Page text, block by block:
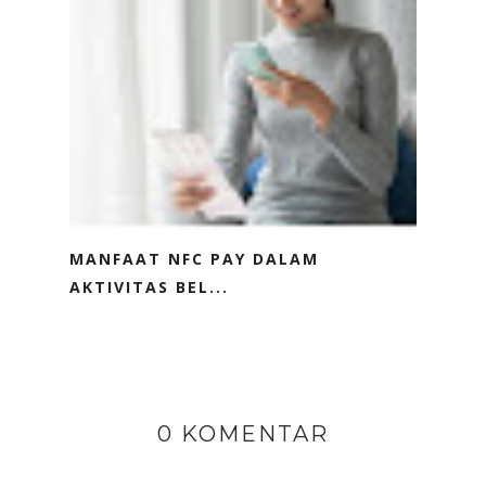
MANFAAT NFC PAY DALAM
AKTIVITAS BEL...
0 KOMENTAR